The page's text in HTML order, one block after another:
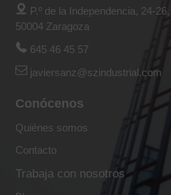
P.º de la Independencia, 24-
50004 Zaragoza
645 46 45 57
javiersanz@szindustrial.com
Conócenos
Quiénes somos
Contacto
Trabaja con nosotros